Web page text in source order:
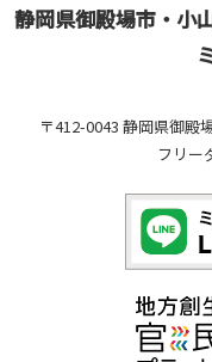
静岡県御殿場市・小
〒412-0043 静岡県御殿
フリー